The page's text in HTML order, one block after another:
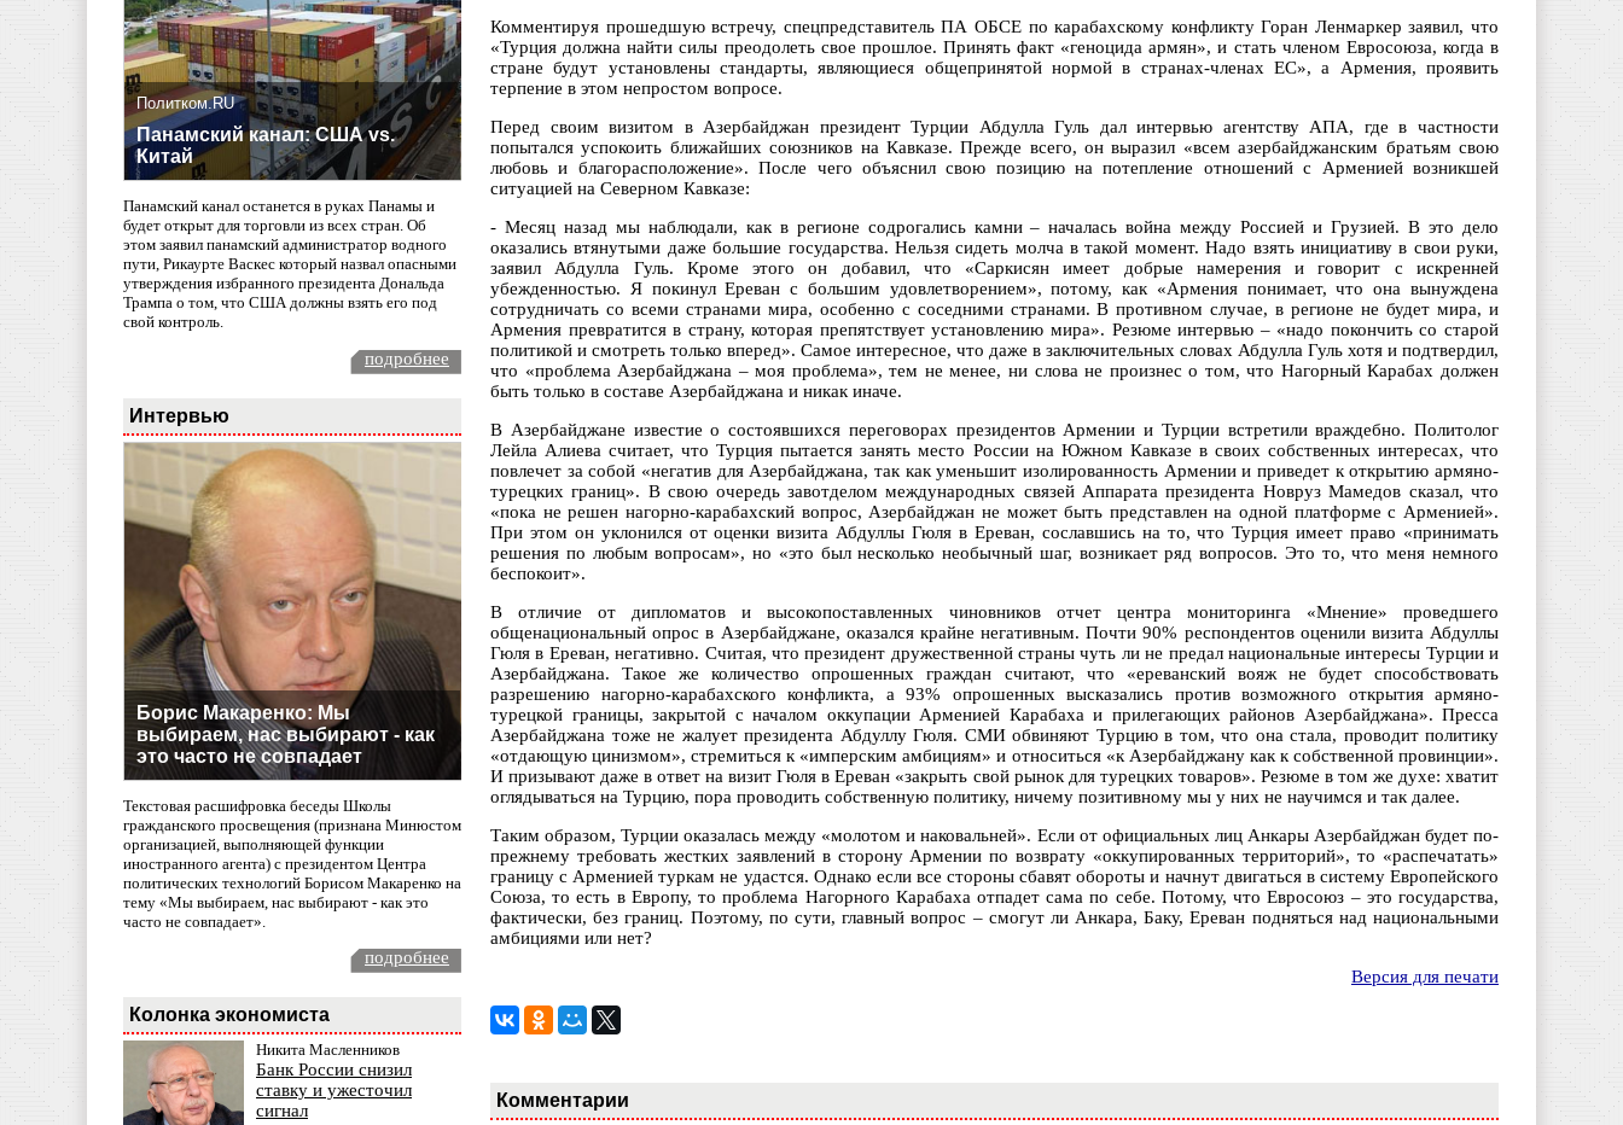
Политком.RU
Панамский канал: США vs.
Китай
Панамский канал останется в руках Панамы и
будет открыт для торговли из всех стран. Об
этом заявил панамский администратор водного
пути, Рикаурте Васкес который назвал опасными
утверждения избранного президента Дональда
Трампа о том, что США должны взять его под
свой контроль.
подробнее
Интервью
Борис Макаренко: Мы
выбираем, нас выбирают - как
это часто не совпадает
Текстовая расшифровка беседы Школы
гражданского просвещения (признана Минюстом
организацией, выполняющей функции
иностранного агента) с президентом Центра
политических технологий Борисом Макаренко на
тему «Мы выбираем, нас выбирают - как это
часто не совпадает».
подробнее
Колонка экономиста
Никита Масленников
Банк России снизил
ставку и ужесточил
сигнал
Комментируя прошедшую встречу, спецпредставитель ПА ОБСЕ по карабахскому конфликту Горан Ленмаркер заявил, что
«Турция должна найти силы преодолеть свое прошлое. Принять факт «геноцида армян», и стать членом Евросоюза, когда в
стране будут установлены стандарты, являющиеся общепринятой нормой в странах-членах ЕС», а Армения, проявить
терпение в этом непростом вопросе.
Перед своим визитом в Азербайджан президент Турции Абдулла Гуль дал интервью агентству АПА, где в частности
попытался успокоить ближайших союзников на Кавказе. Прежде всего, он выразил «всем азербайджанским братьям свою
любовь и благорасположение». После чего объяснил свою позицию на потепление отношений с Арменией возникшей
ситуацией на Северном Кавказе:
- Месяц назад мы наблюдали, как в регионе содрогались камни – началась война между Россией и Грузией. В это дело
оказались втянутыми даже большие государства. Нельзя сидеть молча в такой момент. Надо взять инициативу в свои руки,
заявил Абдулла Гуль. Кроме этого он добавил, что «Саркисян имеет добрые намерения и говорит с искренней
убежденностью. Я покинул Ереван с большим удовлетворением», потому, как «Армения понимает, что она вынуждена
сотрудничать со всеми странами мира, особенно с соседними странами. В противном случае, в регионе не будет мира, и
Армения превратится в страну, которая препятствует установлению мира». Резюме интервью – «надо покончить со старой
политикой и смотреть только вперед». Самое интересное, что даже в заключительных словах Абдулла Гуль хотя и подтвердил,
что «проблема Азербайджана – моя проблема», тем не менее, ни слова не произнес о том, что Нагорный Карабах должен
быть только в составе Азербайджана и никак иначе.
В Азербайджане известие о состоявшихся переговорах президентов Армении и Турции встретили враждебно. Политолог
Лейла Алиева считает, что Турция пытается занять место России на Южном Кавказе в своих собственных интересах, что
повлечет за собой «негатив для Азербайджана, так как уменьшит изолированность Армении и приведет к открытию армяно-
турецких границ». В свою очередь завотделом международных связей Аппарата президента Новруз Мамедов сказал, что
«пока не решен нагорно-карабахский вопрос, Азербайджан не может быть представлен на одной платформе с Арменией».
При этом он уклонился от оценки визита Абдуллы Гюля в Ереван, сославшись на то, что Турция имеет право «принимать
решения по любым вопросам», но «это был несколько необычный шаг, возникает ряд вопросов. Это то, что меня немного
беспокоит».
В отличие от дипломатов и высокопоставленных чиновников отчет центра мониторинга «Мнение» проведшего
общенациональный опрос в Азербайджане, оказался крайне негативным. Почти 90% респондентов оценили визита Абдуллы
Гюля в Ереван, негативно. Считая, что президент дружественной страны чуть ли не предал национальные интересы Турции и
Азербайджана. Такое же количество опрошенных граждан считают, что «ереванский вояж не будет способствовать
разрешению нагорно-карабахского конфликта, а 93% опрошенных высказались против возможного открытия армяно-
турецкой границы, закрытой с началом оккупации Арменией Карабаха и прилегающих районов Азербайджана». Пресса
Азербайджана тоже не жалует президента Абдуллу Гюля. СМИ обвиняют Турцию в том, что она стала, проводит политику
«отдающую цинизмом», стремиться к «имперским амбициям» и относиться «к Азербайджану как к собственной провинции».
И призывают даже в ответ на визит Гюля в Ереван «закрыть свой рынок для турецких товаров». Резюме в том же духе: хватит
оглядываться на Турцию, пора проводить собственную политику, ничему позитивному мы у них не научимся и так далее.
Таким образом, Турции оказалась между «молотом и наковальней». Если от официальных лиц Анкары Азербайджан будет по-
прежнему требовать жестких заявлений в сторону Армении по возврату «оккупированных территорий», то «распечатать»
границу с Арменией туркам не удастся. Однако если все стороны сбавят обороты и начнут двигаться в систему Европейского
Союза, то есть в Европу, то проблема Нагорного Карабаха отпадет сама по себе. Потому, что Евросоюз – это государства,
фактически, без границ. Поэтому, по сути, главный вопрос – смогут ли Анкара, Баку, Ереван подняться над национальными
амбициями или нет?
Версия для печати
Комментарии